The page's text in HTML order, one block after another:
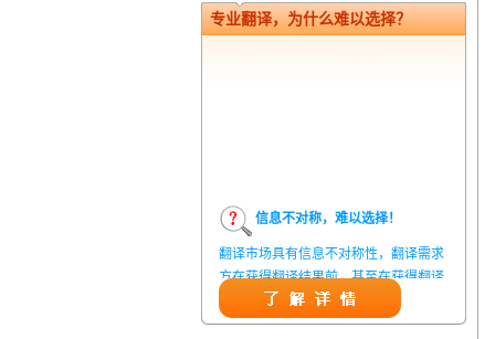
专业翻译，为什么难以选择？
信息不对称，难以选择！
方在获得翻译结果前，甚至在获得翻译
结果后，都无法准确判定翻译质量。从
而给劣质翻译者提供了一定生存条件，